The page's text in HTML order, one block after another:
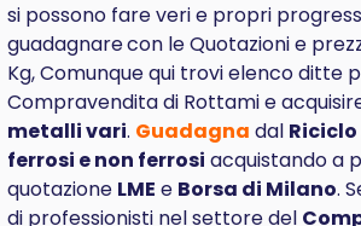
si possono fare veri e propri
guadagnarecon le Quotazioni e
Kg, Comunque qui trovi elenco ditte
Compravendita di Rottami e
metalli vari. Guadagna dal
ferrosi e non ferrosi acquistando a
quotazione LME e Borsa di Milano.
di professionisti nel settore del